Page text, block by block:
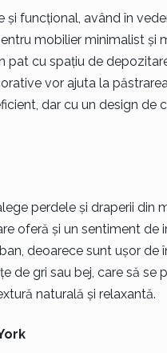
funcțional, având în
mobilier minimalist și
pat cu spațiu de
vor ajuta la
dar cu un design de
perdele și draperii din
oferă și un sentiment de
deoarece sunt ușor de
de gri sau bej, care să se
naturală și relaxantă.